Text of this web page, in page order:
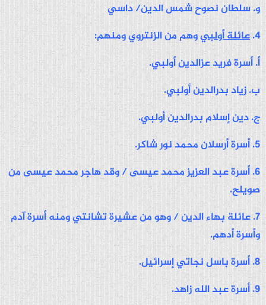
و. سلطان نصوح شمس الدين/ داسي
4. عائلة أولبيوهم من الزنتروي ومنهم:
أ. أسرة فريد عزالدين أولبي.
ب. زياد بدرالدين أولبي.
ج. دين إسلام بدرالدين أولبي.
5. أسرة أرسلان محمد نور شاكر.
6. أسرة عبد العزيز محمد عيسى / وقد هاجر محمد عيسى من
صويلح.
7. عائلة بهاء الدين / وهو من عشيرة تشانتي ومنه أسرة آدم
وأسرة أدهم.
8. أسرة باسل نجاتي إسرائيل.
9. أسرة عبد الله زاهد.